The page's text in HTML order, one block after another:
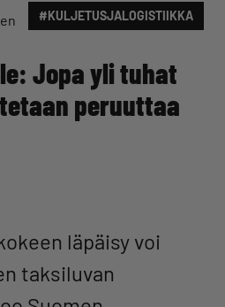
#KULJETUSJALOGISTIIKKA
Jopa yli tuhat
peruuttaa
läpäisy voi
taksiluvan